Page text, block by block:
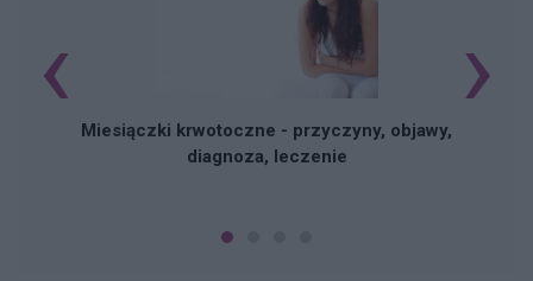
Miesiączki krwotoczne - przyczyny, objawy,
diagnoza, leczenie
‹ ›